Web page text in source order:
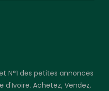
N°1 des petites annonces
Achetez, Vendez,